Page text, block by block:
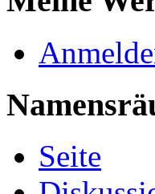
Seite